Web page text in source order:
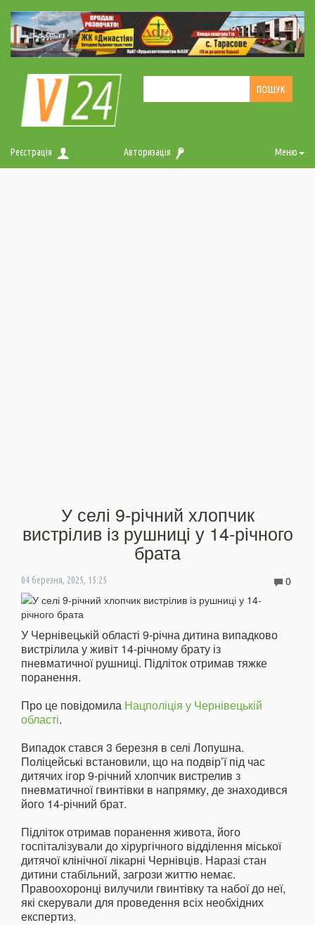
Реєстрація Авторизація Меню
У селі 9-річний хлопчик
вистрілив із рушниці у 14-річного
брата
04 березня, 2025, 15:25 0
У Чернівецькій області 9-річна дитина випадково
вистрілила у живіт 14-річному брату із
пневматичної рушниці. Підліток отримав тяжке
поранення.
Про це повідомила Нацполіція у Чернівецькій
області.
Випадок стався 3 березня в селі Лопушна.
Поліцейські встановили, що на подвір’ї під час
дитячих ігор 9-річний хлопчик вистрелив з
пневматичної гвинтівки в напрямку, де знаходився
його 14-річний брат.
Підліток отримав поранення живота, його
госпіталізували до хірургічного відділення міської
дитячої клінічної лікарні Чернівців. Наразі стан
дитини стабільний, загрози життю немає.
Правоохоронці вилучили гвинтівку та набої до неї,
які скерували для проведення всіх необхідних
експертиз.